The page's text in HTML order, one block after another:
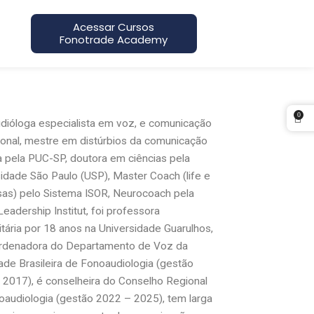
Acessar Cursos
Fonotrade Academy
especialista em voz, e comunicação
mestre em distúrbios da comunicação
pela PUC-SP, doutora em ciências pela
São Paulo (USP), Master Coach (life e
pelo Sistema ISOR, Neurocoach pela
Institut, foi professora
por 18 anos na Universidade Guarulhos,
do Departamento de Voz da
Brasileira de Fonoaudiologia (gestão
é conselheira do Conselho Regional
(gestão 2022 – 2025), tem larga
0